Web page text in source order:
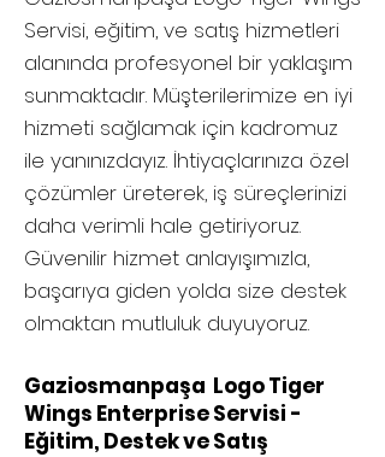
Servisi, eğitim, ve satış hizmetleri
alanında profesyonel bir yaklaşım
sunmaktadır. Müşterilerimize en iyi
hizmeti sağlamak için kadromuz
ile yanınızdayız. İhtiyaçlarınıza özel
çözümler üreterek, iş süreçlerinizi
daha verimli hale getiriyoruz.
Güvenilir hizmet anlayışımızla,
başarıya giden yolda size destek
olmaktan mutluluk duyuyoruz.
Gaziosmanpaşa Logo Tiger
Wings Enterprise Servisi -
Eğitim, Destek ve Satış